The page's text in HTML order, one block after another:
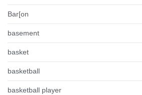
Bar[on
basement
basket
basketball
basketball player